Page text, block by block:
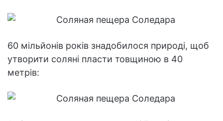
60 мільйонів років знадобилося природі, щоб
утворити соляні пласти товщиною в 40
метрів: